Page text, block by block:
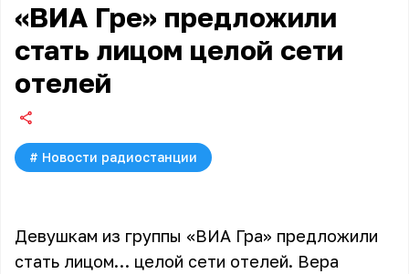
«ВИА Гре» предложили
стать лицом целой сети
отелей
# Новости радиостанции
Девушкам из группы «ВИА Гра» предложили
стать лицом… целой сети отелей. Вера